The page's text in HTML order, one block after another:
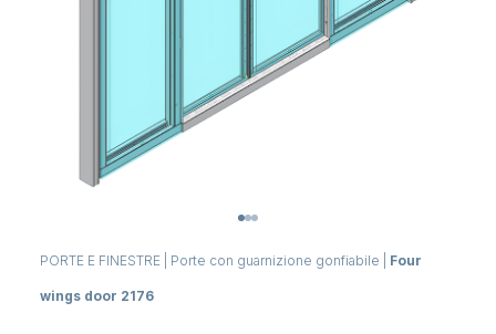
PORTE E FINESTRE Porte con guarnizione gonfiabile Four
wings door 2176